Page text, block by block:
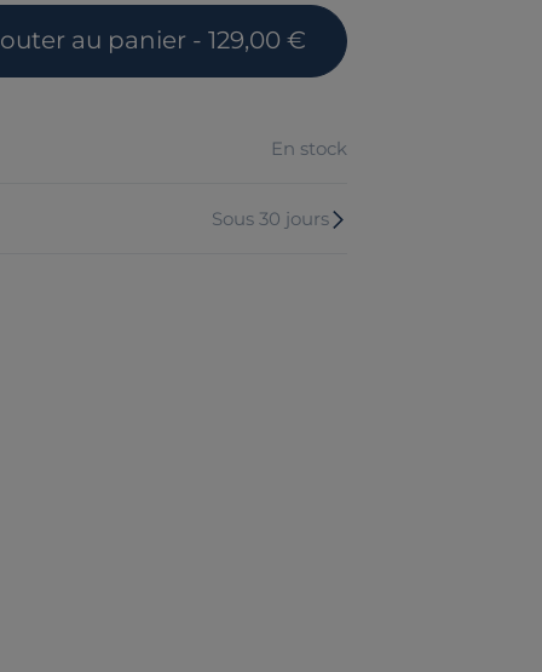
au panier - 129,00 €
En stock
Sous 30 jours